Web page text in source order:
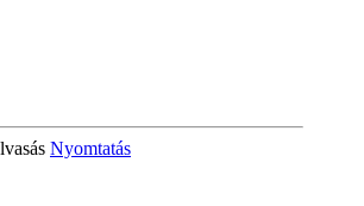
Nyomtatás